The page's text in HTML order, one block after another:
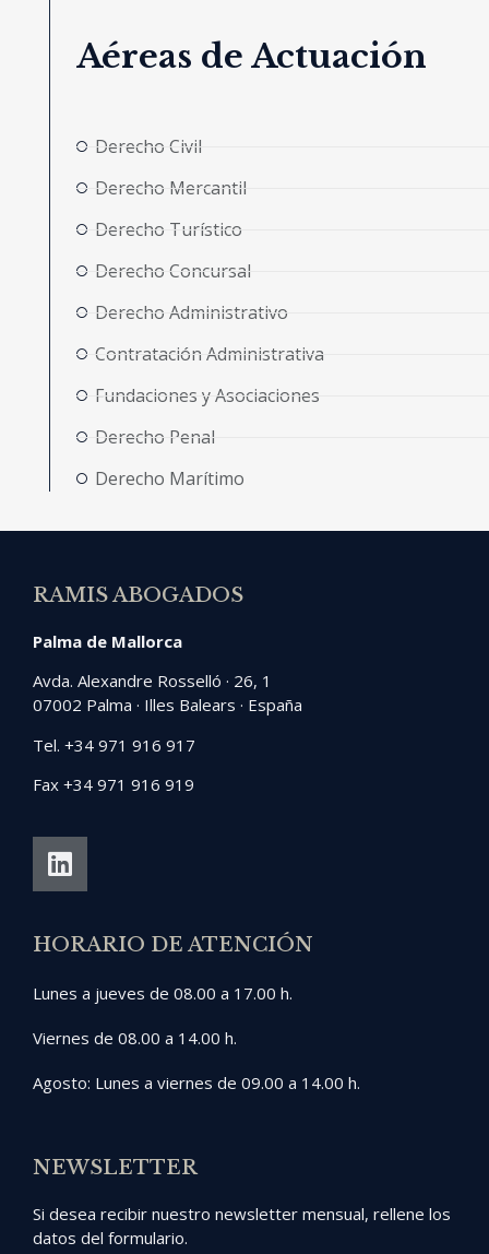
Aéreas de Actuación
Derecho Civil
Derecho Mercantil
Derecho Turístico
Derecho Concursal
Derecho Administrativo
Contratación Administrativa
Fundaciones y Asociaciones
Derecho Penal
Derecho Marítimo
RAMIS ABOGADOS
Palma de Mallorca
Avda. Alexandre Rosselló · 26, 1
07002 Palma · Illes Balears · España
Tel. +34 971 916 917
Fax +34 971 916 919
HORARIO DE ATENCIÓN
Lunes a jueves de 08.00 a 17.00 h.
Viernes de 08.00 a 14.00 h.
Agosto: Lunes a viernes de 09.00 a 14.00 h.
NEWSLETTER
Si desea recibir nuestro newsletter mensual, rellene los
datos del formulario.